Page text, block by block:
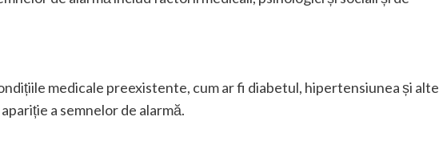
medicale preexistente, cum ar fi diabetul, hipertensiunea și alte
a semnelor de alarmă.